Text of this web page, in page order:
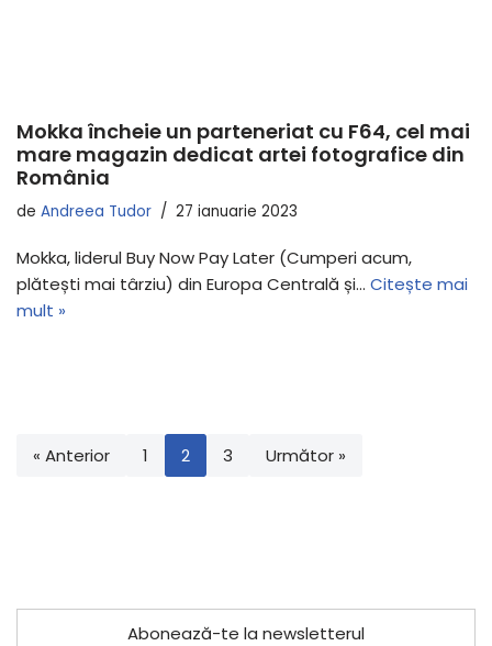
Mokka încheie un parteneriat cu F64, cel mai
mare magazin dedicat artei fotografice din
România
de Andreea Tudor 27 ianuarie 2023
Mokka, liderul Buy Now Pay Later (Cumperi acum,
plătești mai târziu) din Europa Centrală și… Citește mai
mult »
« Anterior 1 2 3 Următor »
Abonează-te la newsletterul